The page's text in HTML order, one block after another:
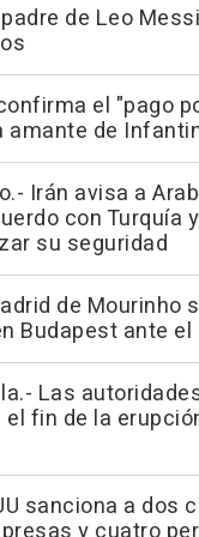
de Leo
el "pago
amante de
Irán avisa a
con Turquía
su seguridad
de Mourinho
Budapest ante
Las
el fin de la
sanciona a dos